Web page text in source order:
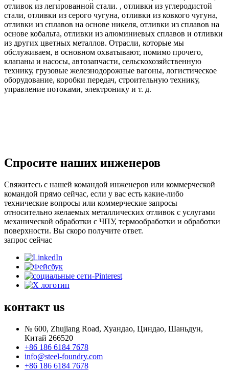
отливок из легированной стали. , отливки из углеродистой
стали, отливки из серого чугуна, отливки из ковкого чугуна,
отливки из сплавов на основе никеля, отливки из сплавов на
основе кобальта, отливки из алюминиевых сплавов и отливки
из других цветных металлов. Отрасли, которые мы
обслуживаем, в основном охватывают, помимо прочего,
клапаны и насосы, автозапчасти, сельскохозяйственную
технику, грузовые железнодорожные вагоны, логистическое
оборудование, коробки передач, строительную технику,
управление потоками, электронику и т. д.
Спросите наших инженеров
Свяжитесь с нашей командой инженеров или коммерческой
командой прямо сейчас, если у вас есть какие-либо
технические вопросы или коммерческие запросы
относительно желаемых металлических отливок с услугами
механической обработки с ЧПУ, термообработки и обработки
поверхности. Вы скоро получите ответ.
запрос сейчас
контакт us
№ 600, Zhujiang Road, Хуандао, Циндао, Шаньдун,
Китай 266520
+86 186 6184 7678
info@steel-foundry.com
+86 186 6184 7678